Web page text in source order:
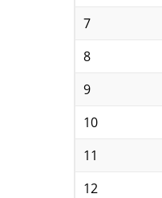
7
8
9
10
11
12